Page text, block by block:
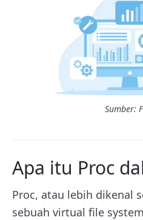
Sumber:
Apa itu Proc
Proc, atau lebih dikenal
sebuah virtual file